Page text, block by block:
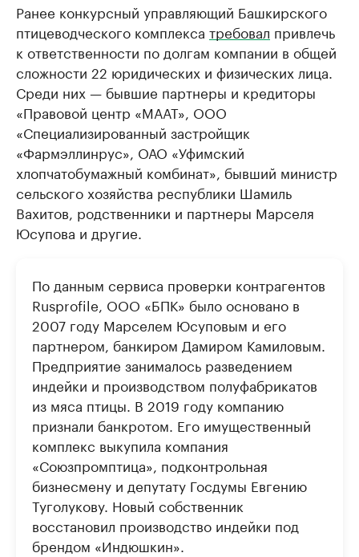
Ранее конкурсный управляющий Башкирского
птицеводческого комплекса требовал привлечь
к ответственности по долгам компании в общей
сложности 22 юридических и физических лица.
Среди них — бывшие партнеры и кредиторы
«Правовой центр «МААТ», ООО
«Специализированный застройщик
«Фармэллинрус», ОАО «Уфимский
хлопчатобумажный комбинат», бывший министр
сельского хозяйства республики Шамиль
Вахитов, родственники и партнеры Марселя
Юсупова и другие.
По данным сервиса проверки контрагентов
Rusprofile, ООО «БПК» было основано в
2007 году Марселем Юсуповым и его
партнером, банкиром Дамиром Камиловым.
Предприятие занималось разведением
индейки и производством полуфабрикатов
из мяса птицы. В 2019 году компанию
признали банкротом. Его имущественный
комплекс выкупила компания
«Союзпромптица», подконтрольная
бизнесмену и депутату Госдумы Евгению
Туголукову. Новый собственник
восстановил производство индейки под
брендом «Индюшкин».